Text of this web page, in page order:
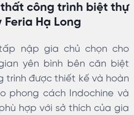
thất công trình biệt thự
Feria Hạ Long
nập gia chủ chọn cho
yên bình bên căn biệt
trình được thiết kế và hoàn
phong cách Indochine và
hợp với sở thích của gia